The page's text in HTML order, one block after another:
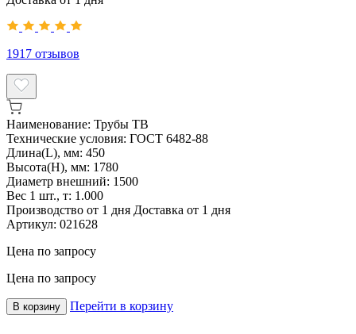
1917 отзывов
Наименование: Трубы ТВ
Технические условия: ГОСТ 6482-88
Длина(L), мм: 450
Высота(H), мм: 1780
Диаметр внешний: 1500
Вес 1 шт., т: 1.000
Производство от 1 дня Доставка от 1 дня
Артикул: 021628
Цена по запросу
Цена по запросу
В корзину Перейти в корзину